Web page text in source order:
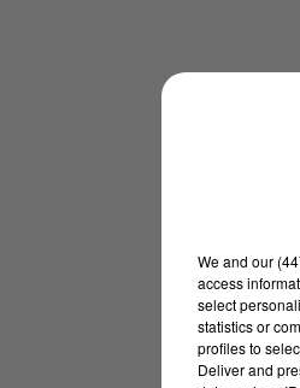
We and our
access
select
statistics or
profiles to
Deliver and